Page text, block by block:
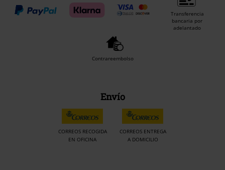
Transferencia
bancaria por
adelantado
Contrareembolso
Envío
CORREOS RECOGIDA
EN OFICINA
CORREOS ENTREGA
A DOMICILIO